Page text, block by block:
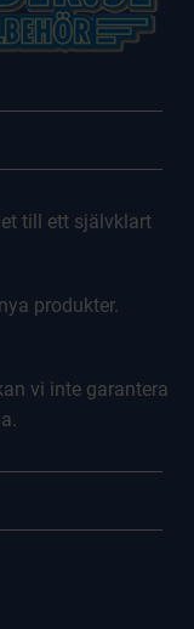
till ett självklart
produkter.
vi inte garantera